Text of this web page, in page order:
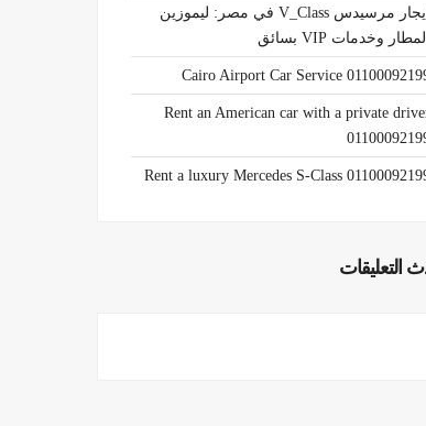
ايجار مرسيدس V_Class في مصر: ليموزين
المطار وخدمات VIP بسائق
Cairo Airport Car Service
Rent an American car with a private
Rent a luxury Mercedes S-Class
التعليقات